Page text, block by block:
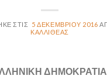
5 ΔΕΚΕΜΒΡΊΟΥ 2016
ΚΑΛΛΙΘΈΑΣ
ΔΗΜΟΚΡΑΤΙΑ